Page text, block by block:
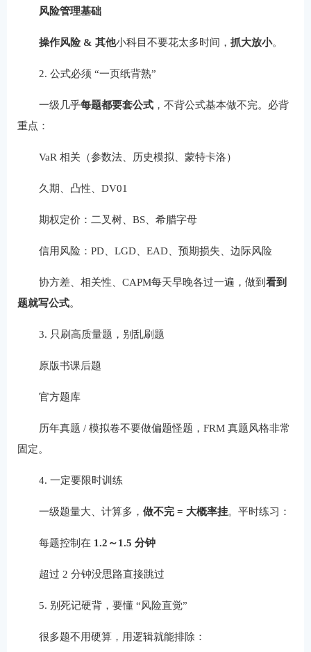
风险管理基础
操作风险 & 其他小科目不要花太多时间， 抓大放小。
2. 公式必须 “一页纸背熟”
一级几乎每题都要套公式，不背公式基本做不完。必背
重点：
VaR 相关（参数法、历史模拟、蒙特卡洛）
久期、凸性、DV01
期权定价：二叉树、BS、希腊字母
信用风险：PD、LGD、EAD、预期损失、边际风险
协方差、相关性、CAPM每天早晚各过一遍，做到 看到
题就写公式。
3. 只刷高质量题，别乱刷题
原版书课后题
官方题库
历年真题 / 模拟卷不要做偏题怪题，FRM 真题风格非常
固定。
4. 一定要限时训练
一级题量大、计算多， 做不完 = 大概率挂。平时练习：
每题控制在 1.2～1.5 分钟
超过 2 分钟没思路直接跳过
5. 别死记硬背，要懂 “风险直觉”
很多题不用硬算，用逻辑就能排除：